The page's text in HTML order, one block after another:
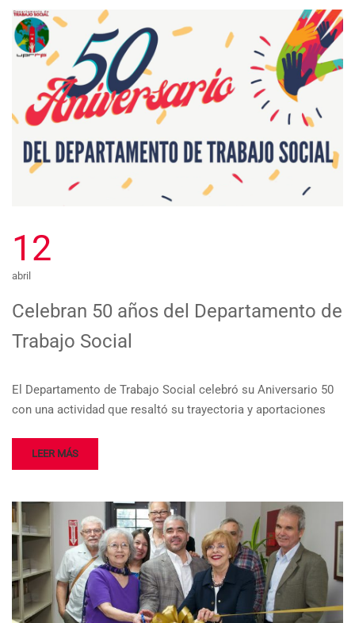
12
abril
Celebran 50 años del Departamento de
Trabajo Social
El Departamento de Trabajo Social celebró su Aniversario 50
con una actividad que resaltó su trayectoria y aportaciones
LEER MÁS